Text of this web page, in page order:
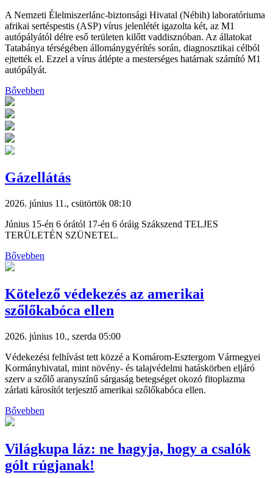
A Nemzeti Élelmiszerlánc-biztonsági Hivatal (Nébih) laboratóriuma
afrikai sertéspestis (ASP) vírus jelenlétét igazolta két, az M1
autópályától délre eső területen kilőtt vaddisznóban. Az állatokat
Tatabánya térségében állománygyérítés során, diagnosztikai célból
ejtették el. Ezzel a vírus átlépte a mesterséges határnak számító M1
autópályát.
Bővebben
Gázellátás
2026. június 11., csütörtök 08:10
Június 15-én 6 órától 17-én 6 óráig Szákszend TELJES
TERÜLETÉN SZÜNETEL.
Bővebben
Kötelező védekezés az amerikai
szőlőkabóca ellen
2026. június 10., szerda 05:00
Védekezési felhívást tett közzé a Komárom-Esztergom Vármegyei
Kormányhivatal, mint növény- és talajvédelmi hatáskörben eljáró
szerv a szőlő aranyszínű sárgaság betegséget okozó fitoplazma
zárlati károsítót terjesztő amerikai szőlőkabóca ellen.
Bővebben
Világkupa láz: ne hagyja, hogy a csalók
gólt rúgjanak!